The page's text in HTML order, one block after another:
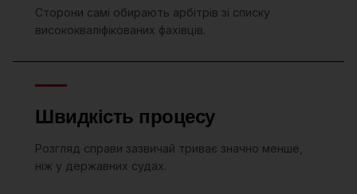
Сторони самі обирають арбітрів зі списку
висококваліфікованих фахівців.
Швидкість процесу
Розгляд справи зазвичай триває значно менше,
ніж у державних судах.